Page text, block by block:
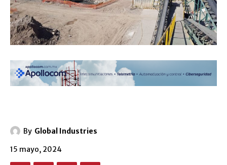
By Global Industries
15 mayo, 2024